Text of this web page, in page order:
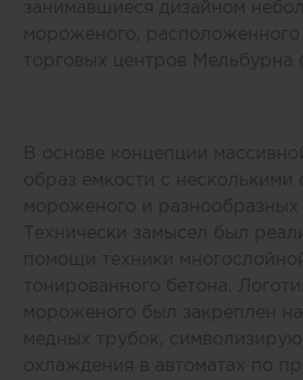
занимавшиеся дизайном
мороженого,
торговых центров Мельбурна
В основе концепции
образ емкости с несколькими
мороженого и разнообразных
Технически замысел был
помощи техники
тонированного бетона.
мороженого был закреплен
медных трубок,
охлаждения в автоматах по